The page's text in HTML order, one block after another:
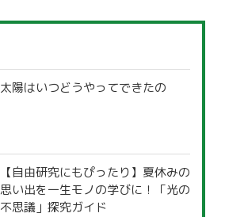
太陽はいつどうやってできたの
【自由研究にもぴったり】夏休みの
思い出を一生モノの学びに！「光の
不思議」探究ガイド